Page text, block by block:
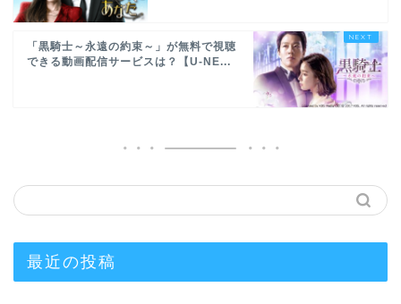
「黒騎士～永遠の約束～」が無料で視聴
できる動画配信サービスは？【U-NE...
最近の投稿